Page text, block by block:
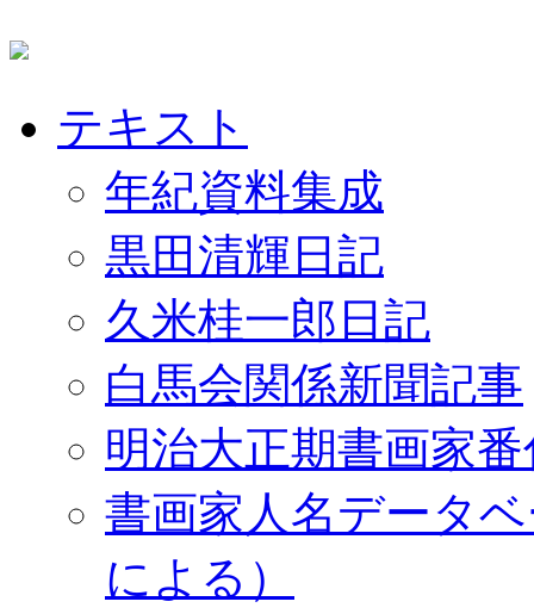
テキスト
年紀資料集成
黒田清輝日記
久米桂一郎日記
白馬会関係新聞記事
明治大正期書画家
書画家人名データ
による）